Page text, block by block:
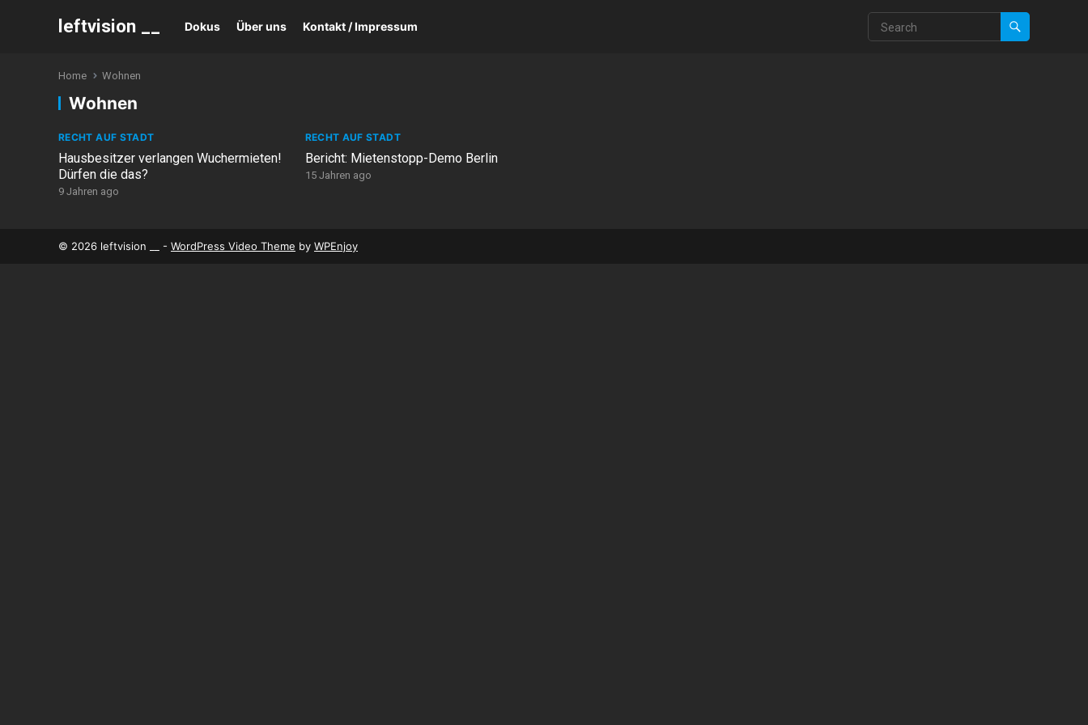
leftvision __ Dokus Über uns Kontakt / Impressum
Home Wohnen
Wohnen
RECHT AUF STADT
Hausbesitzer verlangen Wuchermieten!
Dürfen die das?
9 Jahren ago
RECHT AUF STADT
Bericht: Mietenstopp-Demo Berlin
15 Jahren ago
© 2026 leftvision __ - WordPress Video Theme by WPEnjoy